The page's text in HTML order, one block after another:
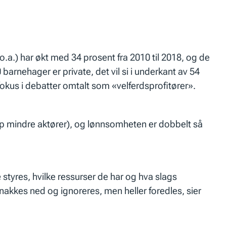
har økt med 34 prosent fra 2010 til 2018, og de
er private, det vil si i underkant av 54
i debatter omtalt som «velferdsprofitører».
mindre aktører), og lønnsomheten er dobbelt så
hvilke ressurser de har og hva slags
ned og ignoreres, men heller foredles, sier